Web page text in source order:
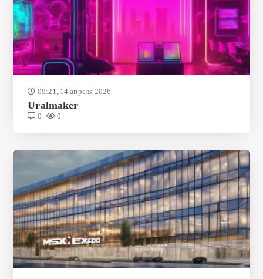
09:21, 14 апреля 2026
Uralmaker
0 0